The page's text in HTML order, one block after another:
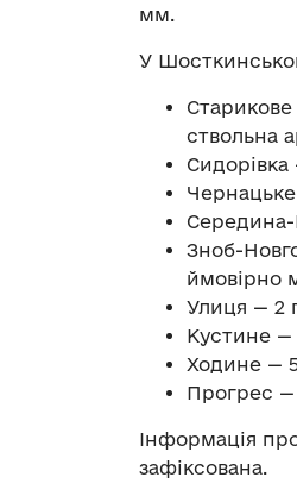
мм.
У
ствольна
Зноб-
ймовірно
Ули‌ця — 2
Ку‌стине —
Хо‌дине —
Прогрес —
Інформація
зафіксована.